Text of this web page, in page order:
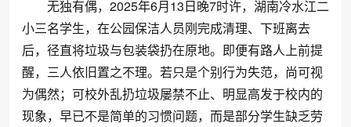
无独有偶，2025年6月13日晚7时许，湖南冷水江二
小三名学生，在公园保洁人员刚完成清理、下班离去
后，径直将垃圾与包装袋扔在原地。即便有路人上前提
醒，三人依旧置之不理。若只是个别行为失范，尚可视
为偶然；可校外乱扔垃圾屡禁不止、明显高发于校内的
现象，早已不是简单的习惯问题，而是部分学生缺乏劳